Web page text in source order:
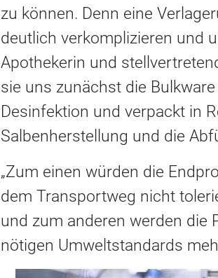
zu können. Denn eine
deutlich verkomplizieren und
Apothekerin und
sie uns zunächst die
Desinfektion und verpackt in
Salbenherstellung und die
„Zum einen würden die
dem Transportweg nicht
und zum anderen werden die
nötigen Umweltstandards